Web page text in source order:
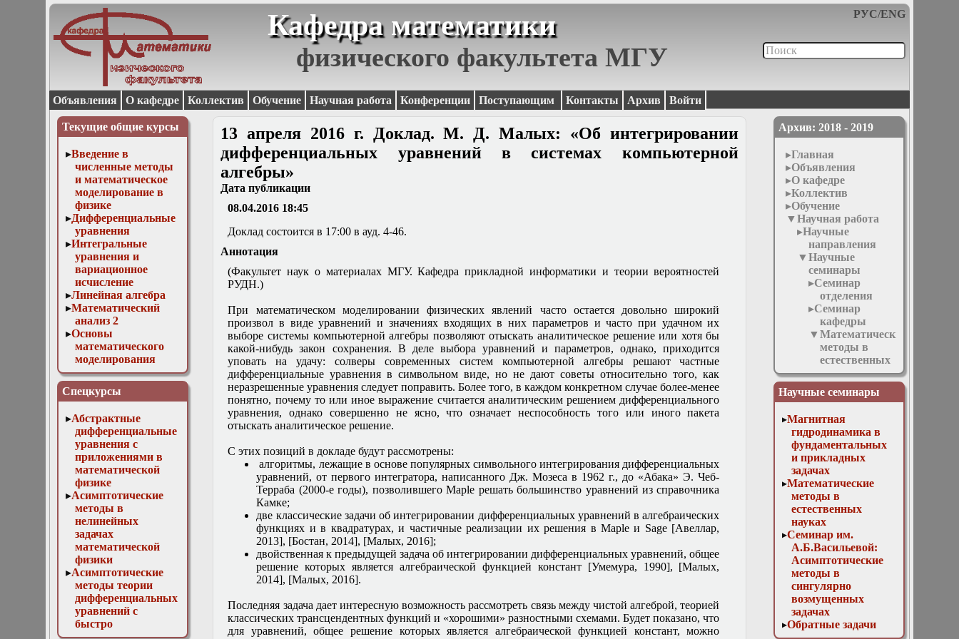
РУС/ENG
Кафедра математики
физического факультета МГУ
Объявления О кафедре Коллектив Обучение Научная работа Конференции Поступающим Контакты Архив Войти
Текущие общие курсы
Введение в
численные методы
и математическое
моделирование в
физике
Дифференциальные
уравнения
Интегральные
уравнения и
вариационное
исчисление
Линейная алгебра
Математический
анализ 2
Основы
математического
моделирования
Численные методы
в физике
Спецкурсы
Абстрактные
дифференциальные
уравнения с
приложениями в
математической
физике
Асимптотические
методы в
нелинейных
задачах
математической
физики
Асимптотические
методы теории
дифференциальных
уравнений с
быстро
осциллирующими
Архив: 2018 - 2019
Главная
Объявления
О кафедре
Коллектив
Обучение
Научная работа
Научные
направления
Научные
семинары
Семинар
отделения
Семинар
кафедры
Математические
методы в
естественных
науках
1 марта
2017.
Л.
Евельсон:
«Квазиволновой
метод
1 ноября
2017 г.
Доклад. М.
«Численно-
аналитические
вычисления
в системе
Sage»
10 апреля
Доклад
Научные семинары
Магнитная
гидродинамика в
фундаментальных
и прикладных
задачах
Математические
методы в
естественных
науках
Семинар им.
А.Б.Васильевой:
Асимптотические
методы в
сингулярно
возмущенных
задачах
Обратные задачи
13 апреля 2016 г. Доклад. М. Д. Малых: «Об интегрировании
дифференциальных уравнений в системах компьютерной
алгебры»
Дата публикации
08.04.2016 18:45
Доклад состоится в 17:00 в ауд. 4-46.
Аннотация
(Факультет наук о материалах МГУ. Кафедра прикладной информатики и теории вероятностей
РУДН.)
При математическом моделировании физических явлений часто остается довольно широкий
произвол в виде уравнений и значениях входящих в них параметров и часто при удачном их
выборе системы компьютерной алгебры позволяют отыскать аналитическое решение или хотя бы
какой-нибудь закон сохранения. В деле выбора уравнений и параметров, однако, приходится
уповать на удачу: солверы современных систем компьютерной алгебры решают частные
дифференциальные уравнения в символьном виде, но не дают советы относительно того, как
неразрешенные уравнения следует поправить. Более того, в каждом конкретном случае более-менее
понятно, почему то или иное выражение считается аналитическим решением дифференциального
уравнения, однако совершенно не ясно, что означает неспособность того или иного пакета
отыскать аналитическое решение.
С этих позиций в докладе будут рассмотрены:
алгоритмы, лежащие в основе популярных символьного интегрирования дифференциальных
уравнений, от первого интегратора, написанного Дж. Мозеса в 1962 г., до «Абака» Э. Чеб-
Терраба (2000-е годы), позволившего Maple решать большинство уравнений из справочника
Камке;
две классические задачи об интегрировании дифференциальных уравнений в алгебраических
функциях и в квадратурах, и частичные реализации их решения в Maple и Sage [Авеллар,
2013], [Бостан, 2014], [Малых, 2016];
двойственная к предыдущей задача об интегрировании дифференциальных уравнений, общее
решение которых является алгебраической функцией констант [Умемура, 1990], [Малых,
2014], [Малых, 2016].
Последняя задача дает интересную возможность рассмотреть связь между чистой алгеброй, теорией
классических трансцендентных функций и «хорошими» разностными схемами. Будет показано, что
для уравнений, общее решение которых является алгебраической функцией констант, можно